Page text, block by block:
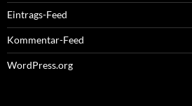
Eintrags-Feed
Kommentar-Feed
WordPress.org